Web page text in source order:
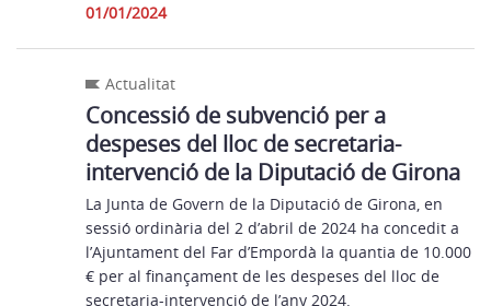
01/01/2024
Actualitat
Concessió de subvenció per a
despeses del lloc de secretaria-
intervenció de la Diputació de Girona
La Junta de Govern de la Diputació de Girona, en
sessió ordinària del 2 d’abril de 2024 ha concedit a
l’Ajuntament del Far d’Empordà la quantia de 10.000
€ per al finançament de les despeses del lloc de
secretaria-intervenció de l’any 2024.